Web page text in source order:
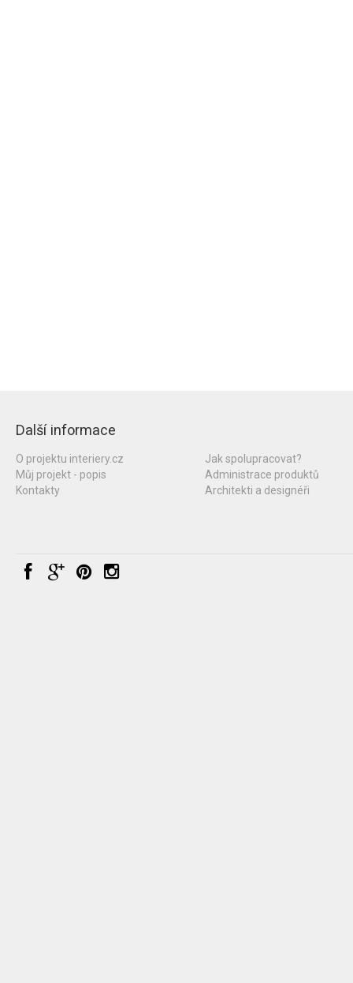
Další informace
O projektu interiery.cz
Můj projekt - popis
Kontakty
Jak spolupracovat?
Administrace produktů
Architekti a designéři